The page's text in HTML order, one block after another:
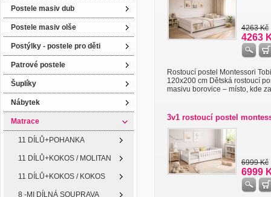
Postele masiv dub
Postele masiv olše
Postýlky - postele pro děti
Patrové postele
Šuplíky
Nábytek
Matrace
11 DÍLŮ+POHANKA
11 DÍLŮ+KOKOS / MOLITAN
11 DÍLŮ+KOKOS / KOKOS
8 -MI DÍLNÁ SOUPRAVA
4263 Kč
4263
Rostoucí postel Montessori Tobi
120x200 cm Dětská rostoucí
masivu borovice – místo, kde
3v1 rostoucí postel
6999 Kč
6999